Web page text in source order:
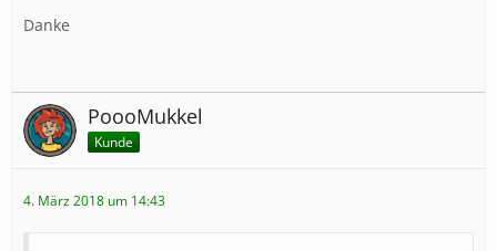
Danke
PoooMukkel
Kunde
4. März 2018 um 14:43